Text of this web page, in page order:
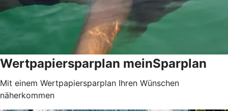
Wertpapiersparplan meinSparplan
Mit einem Wertpapiersparplan Ihren Wünschen
näherkommen